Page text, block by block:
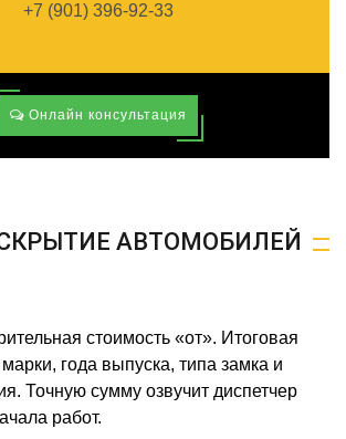
+7 (901) 396-92-33
Онлайн консультация
АВТОМОБИЛЕЙ
стоимость «от». Итоговая
года выпуска, типа замка и
Точную сумму озвучит диспетчер
работ.